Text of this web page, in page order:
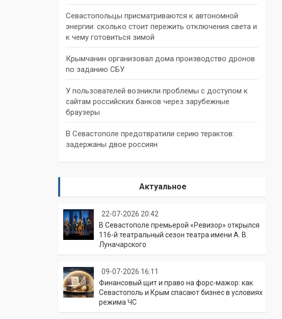
Севастопольцы присматриваются к автономной
энергии: сколько стоит пережить отключения света и
к чему готовиться зимой
Крымчанин организовал дома производство дронов
по заданию СБУ
У пользователей возникли проблемы с доступом к
сайтам российских банков через зарубежные
браузеры
В Севастополе предотвратили серию терактов:
задержаны двое россиян
Актуальное
22-07-2026 20:42
В Севастополе премьерой «Ревизор» открылся
116-й театральный сезон театра имени А. В.
Луначарского
09-07-2026 16:11
Финансовый щит и право на форс-мажор: как
Севастополь и Крым спасают бизнес в условиях
режима ЧС